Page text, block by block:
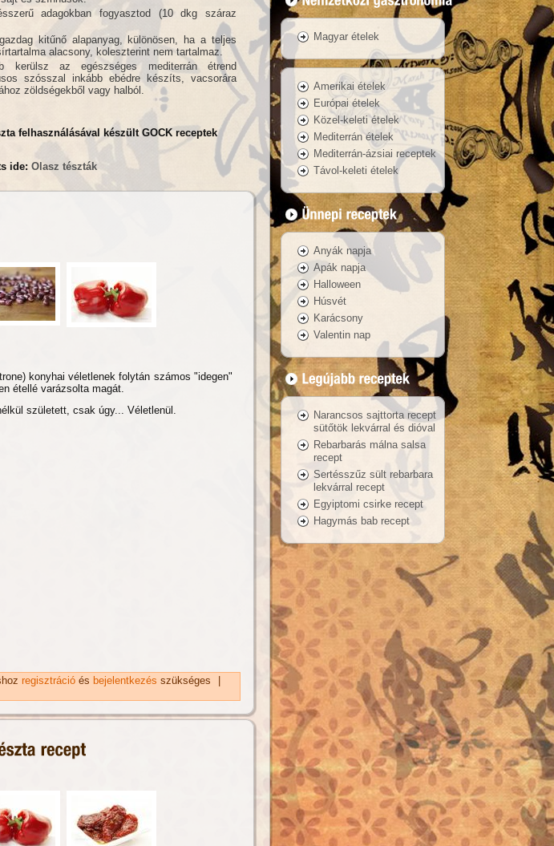
adagokban fogyasztod (10 dkg száraz
kitűnő alapanyag, különösen, ha a teljes
alacsony, koleszterint nem tartalmaz.
kerülsz az egészséges mediterrán étrend
szósszal inkább ebédre készíts, vacsorára
zöldségekből vagy halból.
felhasználásával készült GOCK receptek
ide: Olasz tészták
konyhai véletlenek folytán számos "idegen"
étellé varázsolta magát.
született, csak úgy... Véletlenül.
recept tartalommal kapcsolatosan
regisztráció és bejelentkezés szükséges
Magyar ételek
Amerikai ételek
Európai ételek
Közel-keleti ételek
Mediterrán ételek
Mediterrán-ázsiai receptek
Távol-keleti ételek
Anyák napja
Apák napja
Halloween
Húsvét
Karácsony
Valentin nap
Narancsos sajttorta recept
sütőtök lekvárral és dióval
Rebarbarás málna salsa
recept
Sertésszűz sült rebarbara
lekvárral recept
Egyiptomi csirke recept
Hagymás bab recept